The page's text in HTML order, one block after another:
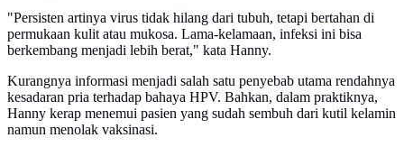
"Persisten artinya virus tidak hilang dari tubuh, tetapi bertahan di
permukaan kulit atau mukosa. Lama-kelamaan, infeksi ini bisa
berkembang menjadi lebih berat," kata Hanny.
Kurangnya informasi menjadi salah satu penyebab utama rendahnya
kesadaran pria terhadap bahaya HPV. Bahkan, dalam praktiknya,
Hanny kerap menemui pasien yang sudah sembuh dari kutil kelamin
namun menolak vaksinasi.